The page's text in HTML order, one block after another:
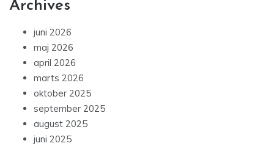
Archives
juni 2026
maj 2026
april 2026
marts 2026
oktober 2025
september 2025
august 2025
juni 2025